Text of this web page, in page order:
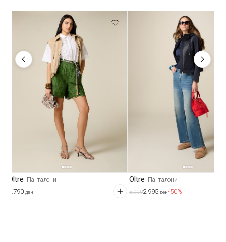
Oltre Панталони
4.790 ден
Oltre Панталони
5.9902.995 ден-50%